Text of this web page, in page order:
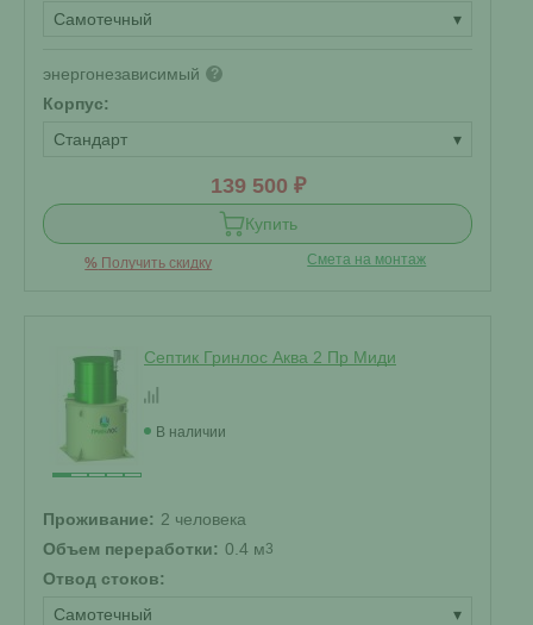
Самотечный
▾
энергонезависимый ?
Корпус:
Стандарт
▾
139 500 ₽
Купить
% Получить скидку Смета на монтаж
Септик Гринлос Аква 2 Пр Миди
В наличии
Проживание: 2 человека
Объем переработки: 0.4 м3
Отвод стоков:
Самотечный
▾